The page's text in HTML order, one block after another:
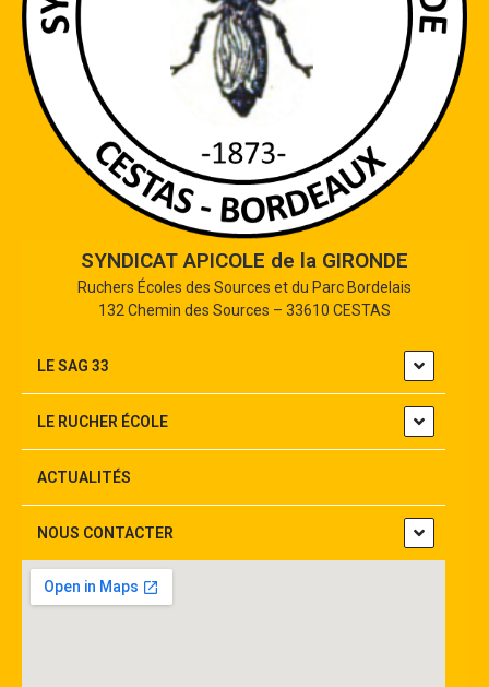
SYNDICAT APICOLE de la GIRONDE
Ruchers Écoles des Sources et du Parc Bordelais
132 Chemin des Sources – 33610 CESTAS
LE SAG 33
LE RUCHER ÉCOLE
ACTUALITÉS
NOUS CONTACTER